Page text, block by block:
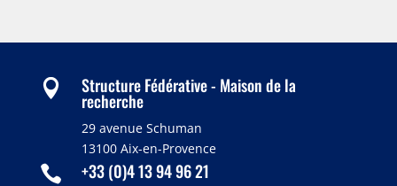
 Structure Fédérative - Maison de la
recherche
29 avenue Schuman
13100 Aix-en-Provence
 +33 (0)4 13 94 96 21